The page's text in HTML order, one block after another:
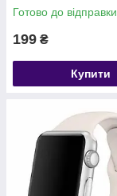
Готово до відправки
199 ₴
Купити